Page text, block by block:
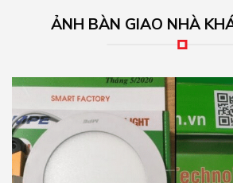
ẢNH BÀN GIAO NHÀ